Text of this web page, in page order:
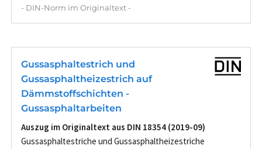
- DIN-Norm im Originaltext -
Gussasphaltestrich und
Gussasphaltheizestrich auf
Dämmstoffschichten -
Gussasphaltarbeiten
Auszug im Originaltext aus DIN 18354 (2019-09)
Gussasphaltestriche und Gussasphaltheizestriche